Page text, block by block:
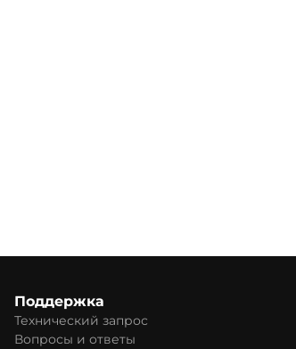
Поддержка
Технический запрос
Вопросы и ответы